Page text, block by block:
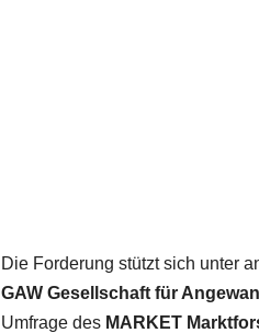
Die Forderung stützt sich unter
GAW Gesellschaft für
Umfrage des MARKET